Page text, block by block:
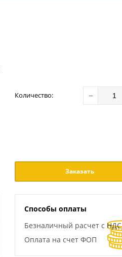
Количество: −
Заказать
Способы оплаты
Безналичный расчет с НДС
Оплата на счет ФОП